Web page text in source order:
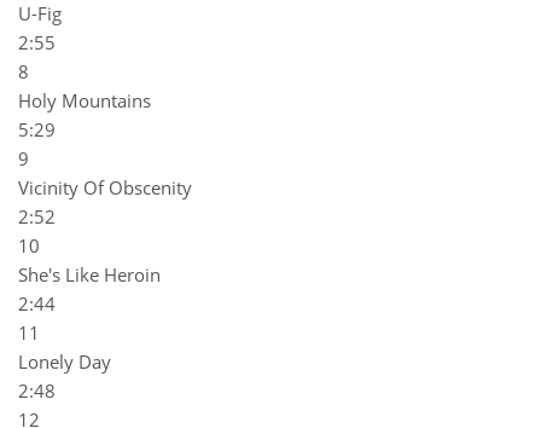
U-Fig
2:55
8
Holy Mountains
5:29
9
Vicinity Of Obscenity
2:52
10
She's Like Heroin
2:44
11
Lonely Day
2:48
12